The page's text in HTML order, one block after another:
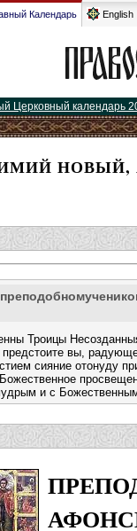
Календарь English
Церковный календарь
НОВЫЙ,
Троицы
предстоите вы,
сияние отонуду
и с